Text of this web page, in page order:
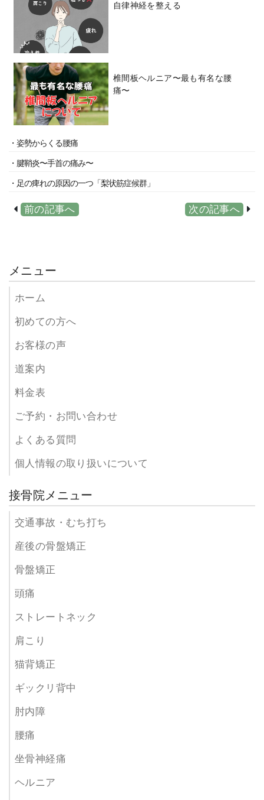
自律神経を整える
椎間板ヘルニア〜最も有名な腰
痛〜
・姿勢からくる腰痛
・腱鞘炎〜手首の痛み〜
・足の痺れの原因の一つ「梨状筋症候群」
前の記事へ 次の記事へ
メニュー
ホーム
初めての方へ
お客様の声
道案内
料金表
ご予約・お問い合わせ
よくある質問
個人情報の取り扱いについて
接骨院メニュー
交通事故・むち打ち
産後の骨盤矯正
骨盤矯正
頭痛
ストレートネック
肩こり
猫背矯正
ギックリ背中
肘内障
腰痛
坐骨神経痛
ヘルニア